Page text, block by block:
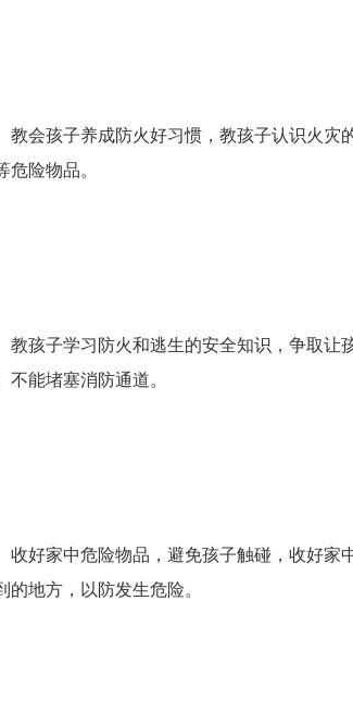
教会孩子养成防火好习惯，教孩子认识火灾
危险物品。
教孩子学习防火和逃生的安全知识，争取让
不能堵塞消防通道。
收好家中危险物品，避免孩子触碰，收好家
的地方，以防发生危险。